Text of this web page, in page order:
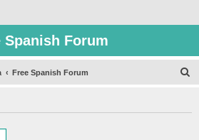
Spanish Forum
Free Spanish Forum